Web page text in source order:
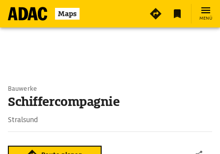
Maps MENÜ
Bauwerke
Schiffercompagnie
Stralsund